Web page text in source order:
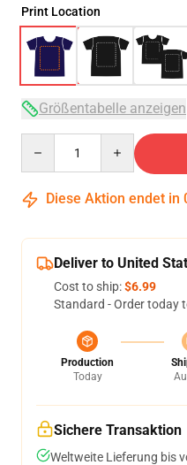
Print Location
Größentabelle anzeigen
Diese Aktion endet in
Deliver to United
Cost to ship:$6.99
Standard - Order today
Production
Today
Sichere Transaktion
Weltweite Lieferung bis